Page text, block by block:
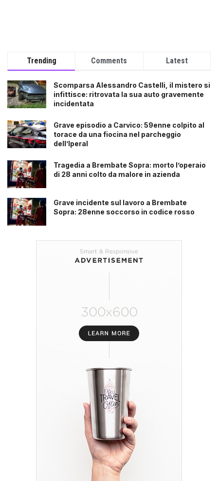
Trending Comments Latest
Scomparsa Alessandro Castelli, il mistero si
infittisce: ritrovata la sua auto gravemente
incidentata
Grave episodio a Carvico: 59enne colpito al
torace da una fiocina nel parcheggio
dell’Iperal
Tragedia a Brembate Sopra: morto l’operaio
di 28 anni colto da malore in azienda
Grave incidente sul lavoro a Brembate
Sopra: 28enne soccorso in codice rosso